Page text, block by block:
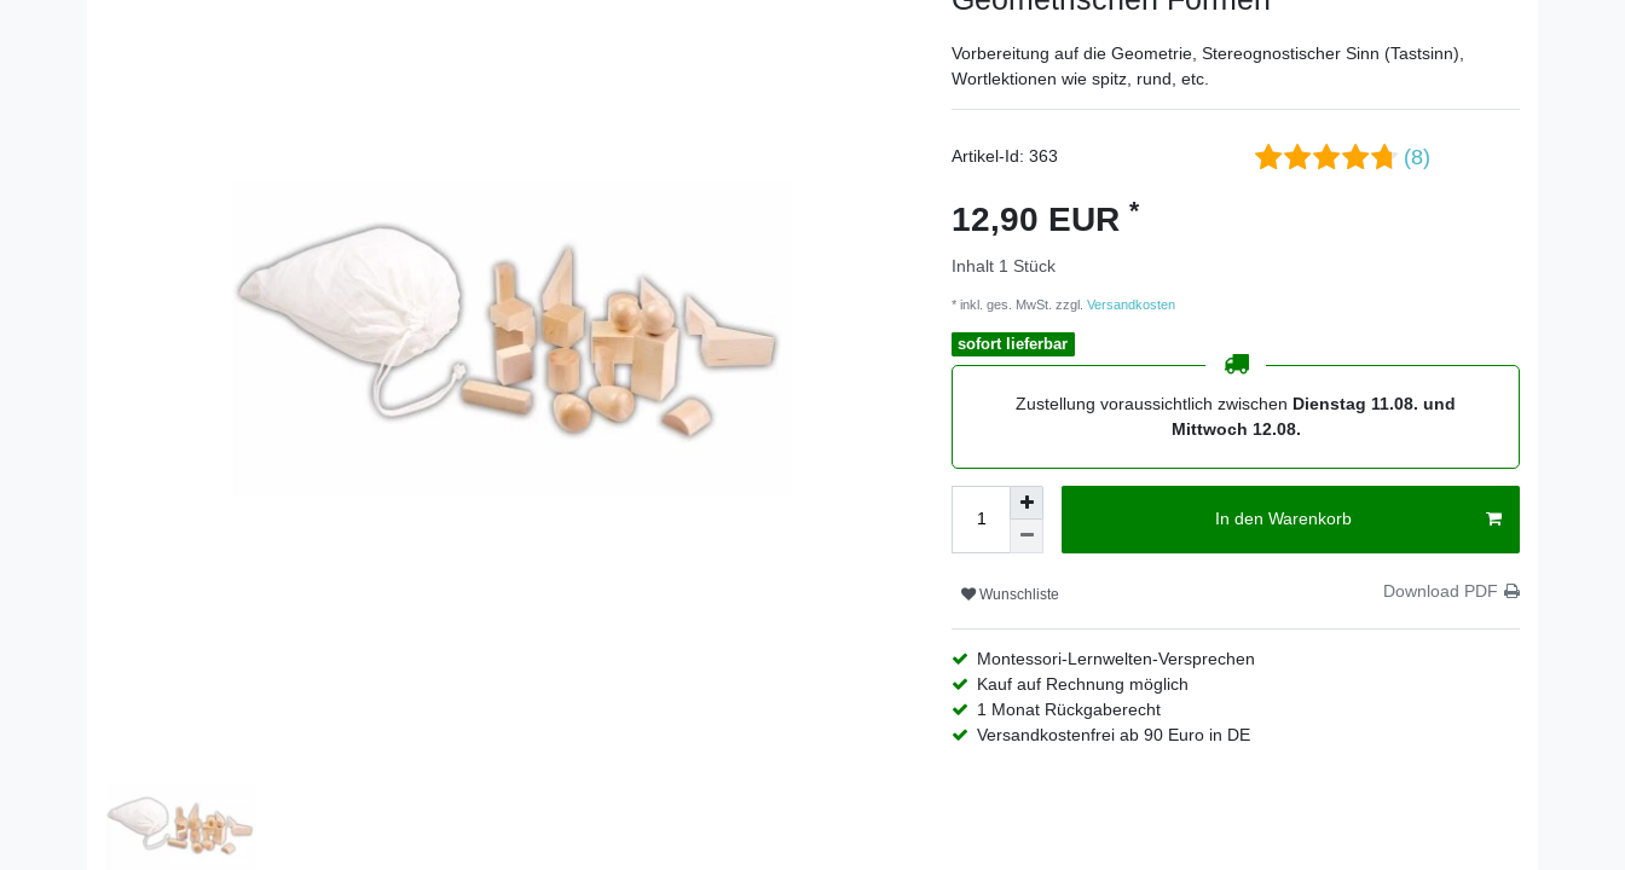
Vorbereitung auf die Geometrie, Stereognostischer Sinn (Tastsinn),
Wortlektionen wie spitz, rund, etc.
Artikel-Id: 363 (8)
12,90 EUR *
Inhalt 1 Stück
* inkl. ges. MwSt. zzgl. Versandkosten
sofort lieferbar
Zustellung voraussichtlich zwischen Dienstag 11.08. und
Mittwoch 12.08.
In den Warenkorb
Wunschliste Download PDF
Montessori-Lernwelten-Versprechen
Kauf auf Rechnung möglich
1 Monat Rückgaberecht
Versandkostenfrei ab 90 Euro in DE